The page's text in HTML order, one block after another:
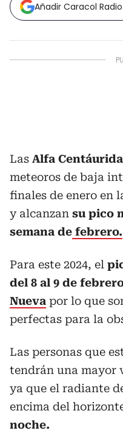
Añadir Caracol
Las Alfa
meteoros de baja
finales de enero en
y alcanzan su pico
semana de febrero.
Para este 2024, el
del 8 al 9 de
Nueva por lo que
perfectas para la
Las personas que
tendrán una mayor
ya que el radiante
encima del
noche.